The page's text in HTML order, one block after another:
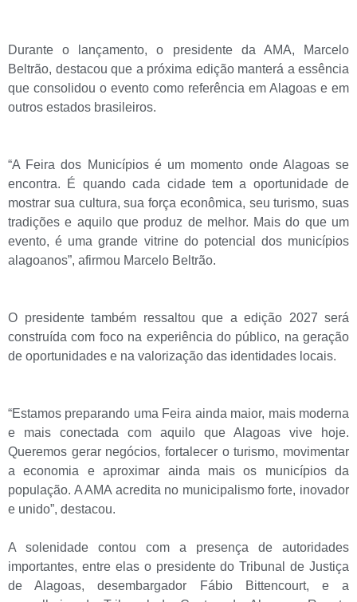
Durante o lançamento, o presidente da AMA, Marcelo
Beltrão, destacou que a próxima edição manterá a essência
que consolidou o evento como referência em Alagoas e em
outros estados brasileiros.
“A Feira dos Municípios é um momento onde Alagoas se
encontra. É quando cada cidade tem a oportunidade de
mostrar sua cultura, sua força econômica, seu turismo, suas
tradições e aquilo que produz de melhor. Mais do que um
evento, é uma grande vitrine do potencial dos municípios
alagoanos”, afirmou Marcelo Beltrão.
O presidente também ressaltou que a edição 2027 será
construída com foco na experiência do público, na geração
de oportunidades e na valorização das identidades locais.
“Estamos preparando uma Feira ainda maior, mais moderna
e mais conectada com aquilo que Alagoas vive hoje.
Queremos gerar negócios, fortalecer o turismo, movimentar
a economia e aproximar ainda mais os municípios da
população. A AMA acredita no municipalismo forte, inovador
e unido”, destacou.
A solenidade contou com a presença de autoridades
importantes, entre elas o presidente do Tribunal de Justiça
de Alagoas, desembargador Fábio Bittencourt, e a